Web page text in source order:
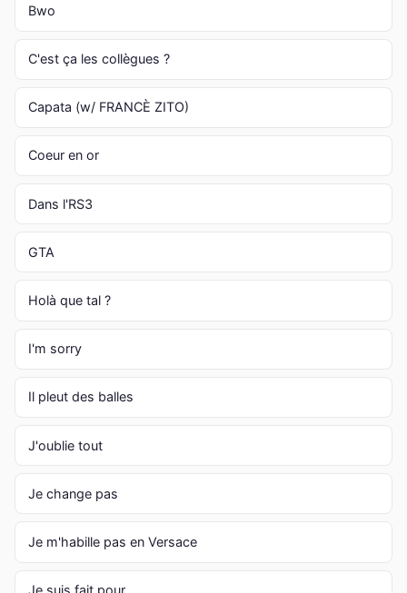
Bwo
C'est ça les collègues ?
Capata (w/ FRANCÈ ZITO)
Coeur en or
Dans l'RS3
GTA
Holà que tal ?
I'm sorry
Il pleut des balles
J'oublie tout
Je change pas
Je m'habille pas en Versace